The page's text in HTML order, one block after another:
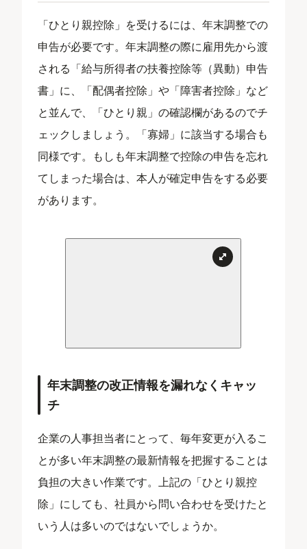
「ひとり親控除」を受けるには、年末調整での
申告が必要です。年末調整の際に雇用先から渡
される「給与所得者の扶養控除等（異動）申告
書」に、「配偶者控除」や「障害者控除」など
と並んで、「ひとり親」の確認欄があるのでチ
ェックしましょう。「寡婦」に該当する場合も
同様です。もしも年末調整で控除の申告を忘れ
てしまった場合は、本人が確定申告をする必要
があります。
年末調整の改正情報を漏れなくキャッ
チ
企業の人事担当者にとって、毎年変更が入るこ
とが多い年末調整の最新情報を把握することは
負担の大きい作業です。上記の「ひとり親控
除」にしても、社員から問い合わせを受けたと
いう人は多いのではないでしょうか。